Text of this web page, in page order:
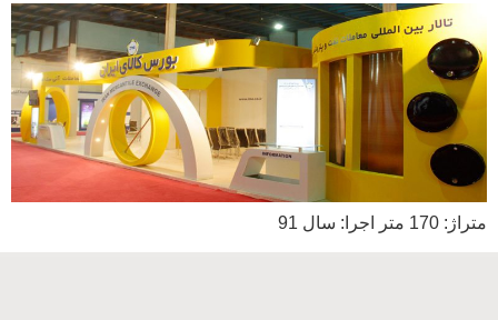
متراژ: 170 متر اجرا: سال 91